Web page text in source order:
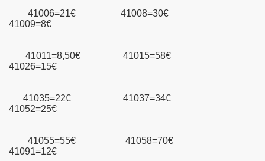
41006=21€ 41008=30€
41009=8€
41011=8,50€ 41015=58€
41026=15€
41035=22€ 41037=34€
41052=25€
41055=55€ 41058=70€
41091=12€